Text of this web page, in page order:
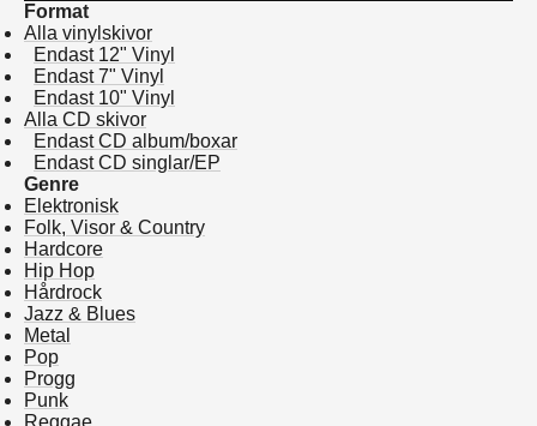
Format
Alla vinylskivor
Endast 12" Vinyl
Endast 7" Vinyl
Endast 10" Vinyl
Alla CD skivor
Endast CD album/boxar
Endast CD singlar/EP
Genre
Elektronisk
Folk, Visor & Country
Hardcore
Hip Hop
Hårdrock
Jazz & Blues
Metal
Pop
Progg
Punk
Reggae